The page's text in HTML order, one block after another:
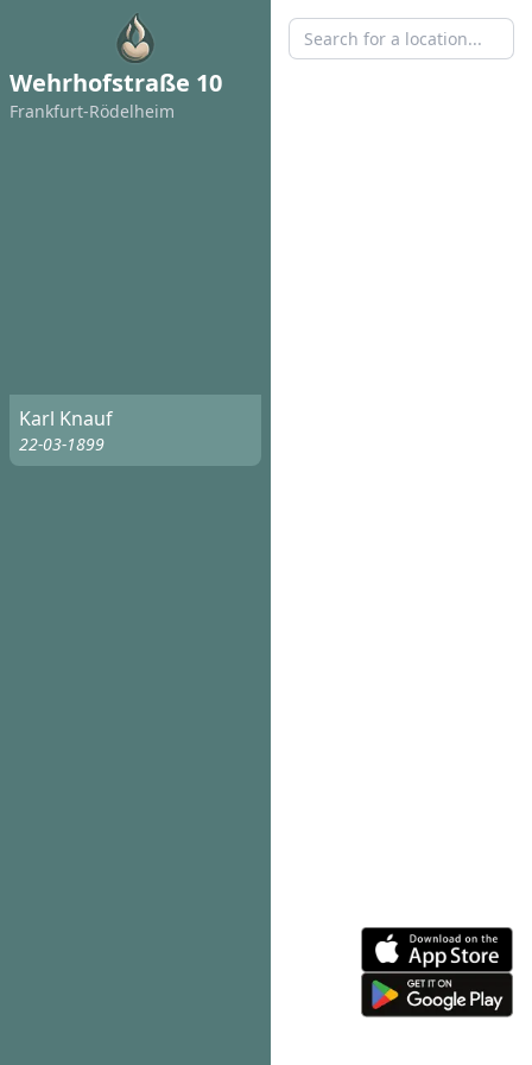
Wehrhofstraße 10
Frankfurt-Rödelheim
Karl Knauf
22-03-1899